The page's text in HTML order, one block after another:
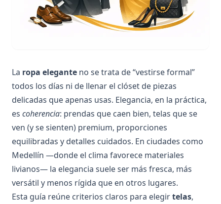
La ropa elegante no se trata de “vestirse formal”
todos los días ni de llenar el clóset de piezas
delicadas que apenas usas. Elegancia, en la práctica,
es coherencia: prendas que caen bien, telas que se
ven (y se sienten) premium, proporciones
equilibradas y detalles cuidados. En ciudades como
Medellín —donde el clima favorece materiales
livianos— la elegancia suele ser más fresca, más
versátil y menos rígida que en otros lugares.
Esta guía reúne criterios claros para elegirtelas,